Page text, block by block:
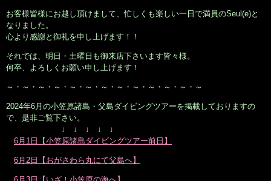
お客様皆様にお越し頂けまして、忙しくも楽しい一日で満員のSeul(e)と
なりました。
心より感謝と御礼を申し上げます！！
それでは、明日・土曜日も御来店下さいます皆々様。
何卒、よろしくお願い申し上げます！
～・～・～・～・～・～・～・～・～・～・～・～・～
2024年6月の小笠原諸島・父島ダイビングツアーを掲載しておりますの
で、是非ご覧下さい。
↓ ↓ ↓ ↓ ↓
6月1日【小笠原諸島ダイビングツアー前日】
6月2日【おがさわら丸にて父島へ】